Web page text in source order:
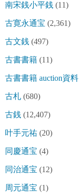
南宋銭小平銭 (11)
古寛永通宝 (2,361)
古文銭 (497)
古書書籍 (11)
古書書籍 auction資料
古札 (680)
古銭 (12,407)
叶手元祐 (20)
同慶通宝 (4)
同治通宝 (12)
周元通宝 (1)